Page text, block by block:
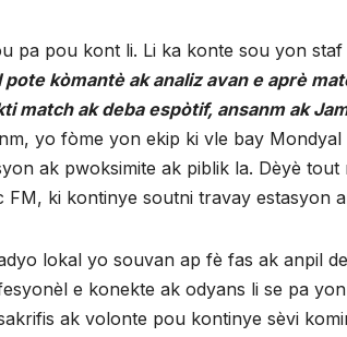
pa pou kont li. Li ka konte sou yon
kòmantè ak analiz avan e aprè
match ak deba espòtif, ansanm ak
yo fòme yon ekip ki vle bay
ak pwoksimite ak piblik la. Dèyè
FM, ki kontinye soutni travay estasyon
lokal yo souvan ap fè fas ak anpil
e konekte ak odyans li se pa
ak volonte pou kontinye sèvi